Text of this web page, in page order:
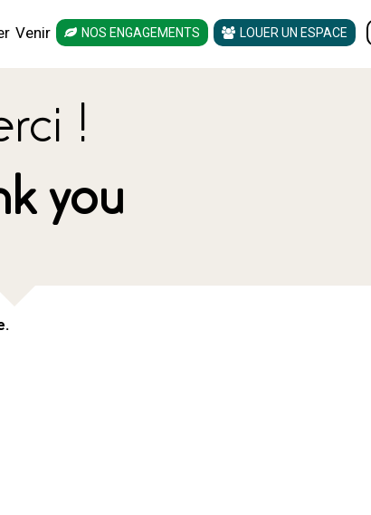
Venir NOS ENGAGEMENTS LOUER UN ESPACE
!
you